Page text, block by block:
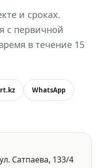
и сроках.
с первичной
в течение 15
WhatsApp
Сатпаева, 133/4